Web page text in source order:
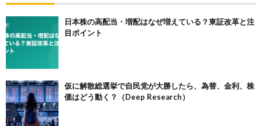
日本株の高配当・増配はなぜ増えている？東証改革と注
目ポイント
仮に解散総選挙で自民党が大勝したら、為替、金利、株
価はどう動く？（Deep Research）